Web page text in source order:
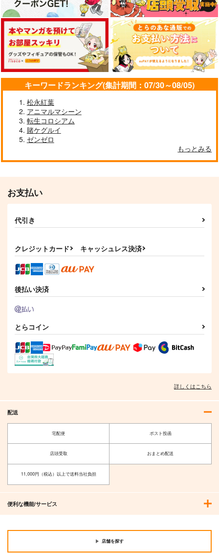
キーワードランキング(集計期間：07/30～08/05)
松永紅葉
アニマルマシーン
転生コロシアム
賭ケグルイ
ゼンゼロ
もっとみる
お支払い
代引き
クレジットカード キャッシュレス決済
後払い決済
とらコイン
詳しくはこちら
配送
宅配便 ポスト投函
店頭受取 おまとめ配送
11,000円（税込）以上で送料当社負担
便利な機能/サービス
店舗を探す